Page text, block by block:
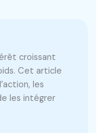
croissant
Cet article
les
les intégrer